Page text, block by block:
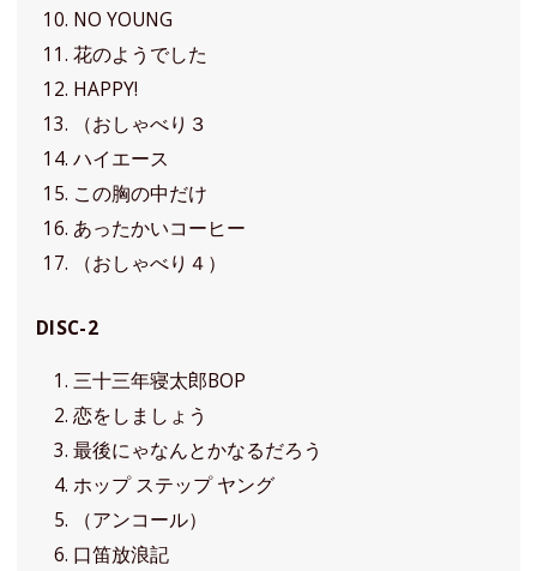
NO YOUNG
花のようでした
HAPPY!
（おしゃべり３
ハイエース
この胸の中だけ
あったかいコーヒー
（おしゃべり４）
DISC-2
三十三年寝太郎BOP
恋をしましょう
最後にゃなんとかなるだろう
ホップ ステップ ヤング
（アンコール）
口笛放浪記